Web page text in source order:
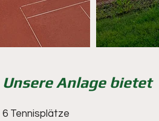
Unsere Anlage bietet
6 Tennisplätze